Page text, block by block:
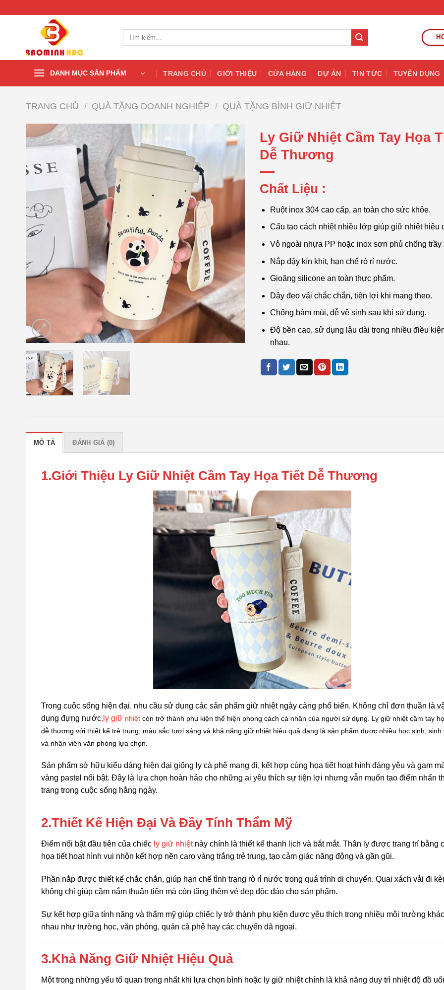
Tìm
DANH MỤC SẢN PHẨM TRANG CHỦ GIỚI THIỆU CỬA HÀNG DỰ ÁN TIN TỨC TUYỂN DỤNG
TRANG CHỦ / QUÀ TẶNG DOANH NGHIỆP / QUÀ TẶNG BÌNH GIỮ NHIỆT
Ly Giữ Nhiệt Cầm Tay Họa
Dễ Thương
Chất Liệu :
Ruột inox 304 cao cấp, an toàn cho sức khỏe.
Cấu tạo cách nhiệt nhiều lớp giúp giữ nhiệt hiệu
Vỏ ngoài nhựa PP hoặc inox sơn phủ chống
Nắp đậy kín khít, hạn chế rò rỉ nước.
Gioăng silicone an toàn thực phẩm.
Dây đeo vải chắc chắn, tiện lợi khi mang theo.
Chống bám mùi, dễ vệ sinh sau khi sử dụng.
Độ bền cao, sử dụng lâu dài trong nhiều điều
nhau.
MÔ TẢ ĐÁNH GIÁ (0)
1.Giới Thiệu Ly Giữ Nhiệt Cầm Tay Họa Tiết Dễ Thương
Trong cuộc sống hiện đại, nhu cầu sử dụng các sản phẩm giữ nhiệt ngày càng phổ biến. Không chỉ đơn thuần là
dụng đựng nước,ly giữ nhiệt còn trở thành phụ kiện thể hiện phong cách cá nhân của người sử dụng. Ly giữ nhiệt cầm tay
dễ thương với thiết kế trẻ trung, màu sắc tươi sáng và khả năng giữ nhiệt hiệu quả đang là sản phẩm được nhiều học sinh, sinh
và nhân viên văn phòng lựa chọn.
Sản phẩm sở hữu kiểu dáng hiện đại giống ly cà phê mang đi, kết hợp cùng họa tiết hoạt hình đáng yêu và gam
vàng pastel nổi bật. Đây là lựa chọn hoàn hảo cho những ai yêu thích sự tiện lợi nhưng vẫn muốn tạo điểm nhấn
trang trong cuộc sống hằng ngày.
2.Thiết Kế Hiện Đại Và Đầy Tính Thẩm Mỹ
Điểm nổi bật đầu tiên của chiếc ly giữ nhiệtnày chính là thiết kế thanh lịch và bắt mắt. Thân ly được trang trí bằng
họa tiết hoạt hình vui nhộn kết hợp nền caro vàng trắng trẻ trung, tạo cảm giác năng động và gần gũi.
Phần nắp được thiết kế chắc chắn, giúp hạn chế tình trạng rò rỉ nước trong quá trình di chuyển. Quai xách vải đi
không chỉ giúp cầm nắm thuận tiện mà còn tăng thêm vẻ đẹp độc đáo cho sản phẩm.
Sự kết hợp giữa tính năng và thẩm mỹ giúp chiếc ly trở thành phụ kiện được yêu thích trong nhiều môi trường khác
nhau như trường học, văn phòng, quán cà phê hay các chuyến dã ngoại.
3.Khả Năng Giữ Nhiệt Hiệu Quả
Một trong những yếu tố quan trọng nhất khi lựa chọn bình hoặc ly giữ nhiệt chính là khả năng duy trì nhiệt độ đồ